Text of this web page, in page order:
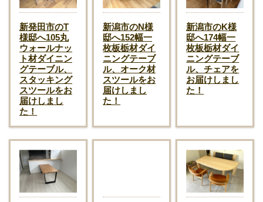
新発田市のT
様邸へ105丸
ウォールナッ
ト材ダイニン
グテーブル、
スタッキング
スツールをお
届けしまし
た！
新潟市のN様
邸へ152幅一
枚板栃材ダイ
ニングテーブ
ル、オーク材
スツールをお
届けしまし
た！
新潟市のK様
邸へ174幅一
枚板栃材ダイ
ニングテーブ
ル、チェアを
お届けしまし
た！